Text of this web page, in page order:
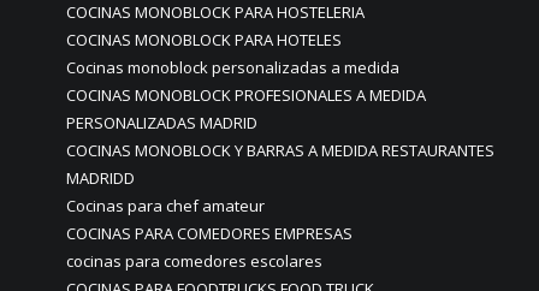
COCINAS MONOBLOCK PARA HOSTELERIA
COCINAS MONOBLOCK PARA HOTELES
Cocinas monoblock personalizadas a medida
COCINAS MONOBLOCK PROFESIONALES A MEDIDA
PERSONALIZADAS MADRID
COCINAS MONOBLOCK Y BARRAS A MEDIDA RESTAURANTES
MADRIDD
Cocinas para chef amateur
COCINAS PARA COMEDORES EMPRESAS
cocinas para comedores escolares